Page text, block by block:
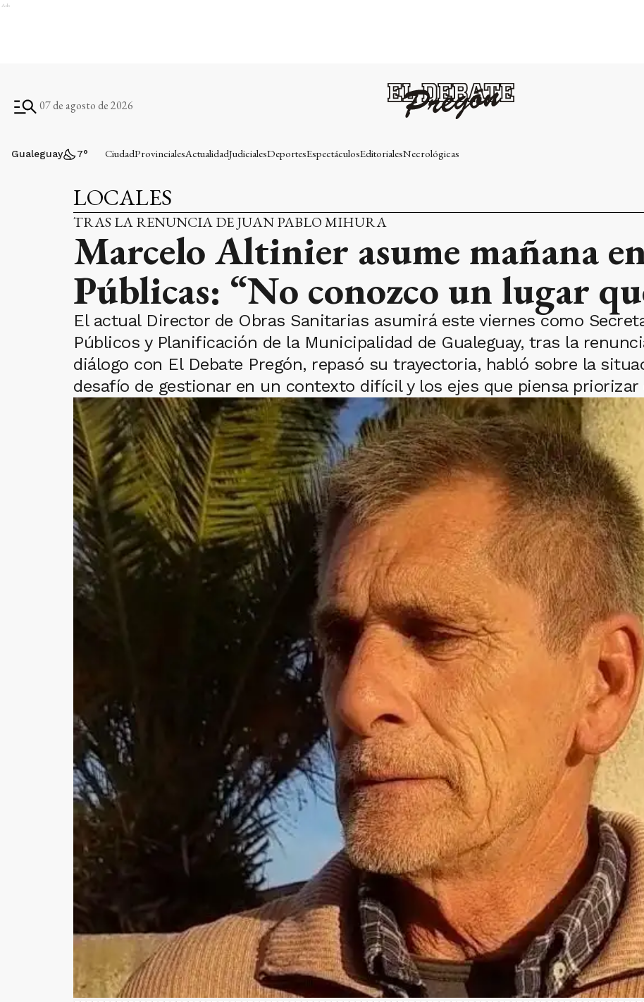
Ads
07 de agosto de 2026
Gualeguay 7° CiudadProvincialesActualidadJudicialesDeportesEspectáculosEditorialesNecrológicas
LOCALES
TRAS LA RENUNCIA DE JUAN PABLO MIHURA
Marcelo Altinier asume mañana
Públicas: “No conozco un lugar
El actual Director de Obras Sanitarias asumirá este viernes como
Públicos y Planificación de la Municipalidad de Gualeguay, tras la
diálogo con El Debate Pregón, repasó su trayectoria, habló sobre la
desafío de gestionar en un contexto difícil y los ejes que piensa